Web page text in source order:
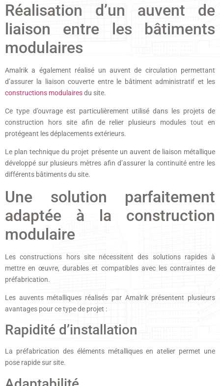
Réalisation d’un auvent de
liaison entre les bâtiments
modulaires
Amalrik a également réalisé un auvent de circulation permettant
d’assurer la liaison couverte entre le bâtiment administratif et les
constructions modulairesdu site.
Ce type d’ouvrage est particulièrement utilisé dans les projets de
construction hors site afin de relier plusieurs modules tout en
protégeant les déplacements extérieurs.
Le plan technique du projet présente un auvent de liaison métallique
développé sur plusieurs mètres afin d’assurer la continuité entre les
différents bâtiments du site.
Une solution parfaitement
adaptée à la construction
modulaire
Les constructions hors site nécessitent des solutions rapides à
mettre en œuvre, durables et compatibles avec les contraintes de
préfabrication.
Les auvents métalliques réalisés par Amalrik présentent plusieurs
avantages pour ce type de projet :
Rapidité d’installation
La préfabrication des éléments métalliques en atelier permet une
pose rapide sur site.